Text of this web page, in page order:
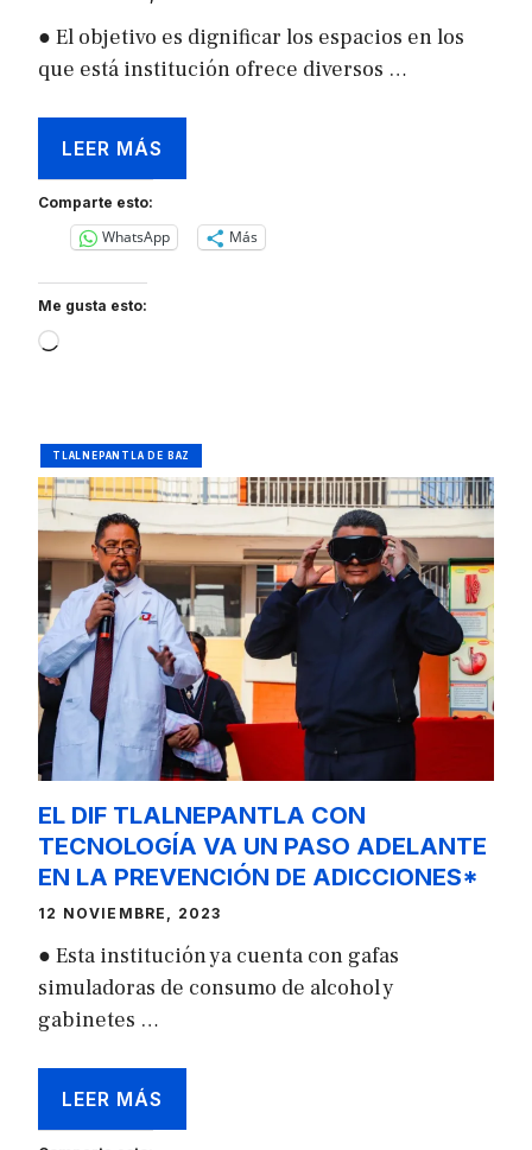
● El objetivo es dignificar los espacios en los
que está institución ofrece diversos …
LEER MÁS
Comparte esto:
WhatsApp Más
Me gusta esto:
Loading…
TLALNEPANTLA DE BAZ
EL DIF TLALNEPANTLA CON
TECNOLOGÍA VA UN PASO ADELANTE
EN LA PREVENCIÓN DE ADICCIONES*
12 NOVIEMBRE, 2023
● Esta institución ya cuenta con gafas
simuladoras de consumo de alcohol y
gabinetes …
LEER MÁS